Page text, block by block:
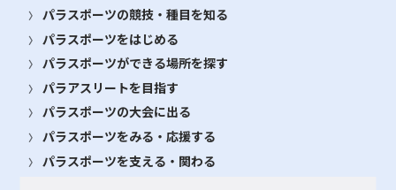
パラスポーツの競技・種目を知る
パラスポーツをはじめる
パラスポーツができる場所を探す
パラアスリートを目指す
パラスポーツの大会に出る
パラスポーツをみる・応援する
パラスポーツを支える・関わる